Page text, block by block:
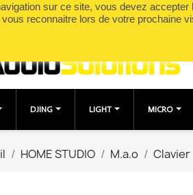
sur ce site, vous devez
reconnaitre lors de votre prochaine
nous :0490049895
DJING LIGHT MICRO
HOME STUDIO M.a.o